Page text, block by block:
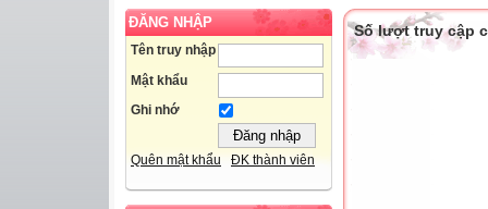
ĐĂNG NHẬP
Tên truy nhập
Mật khẩu
Ghi nhớ
Quên mật khẩu ĐK thành viên
Số lượt truy cập